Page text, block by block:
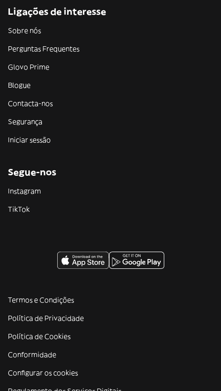
Ligações de interesse
Sobre nós
Perguntas Frequentes
Glovo Prime
Blogue
Contacta-nos
Segurança
Iniciar sessão
Segue-nos
Instagram
TikTok
Termos e Condições
Política de Privacidade
Política de Cookies
Conformidade
Configurar os cookies